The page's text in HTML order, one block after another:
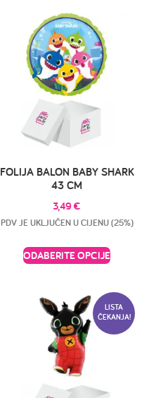
FOLIJA BALON BABY SHARK
43 CM
3,49€
PDV JE UKLJUČEN U CIJENU (25%)
ODABERITE OPCIJE
LISTA
ČEKANJA!